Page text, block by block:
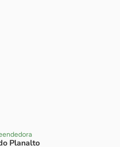
Planalto